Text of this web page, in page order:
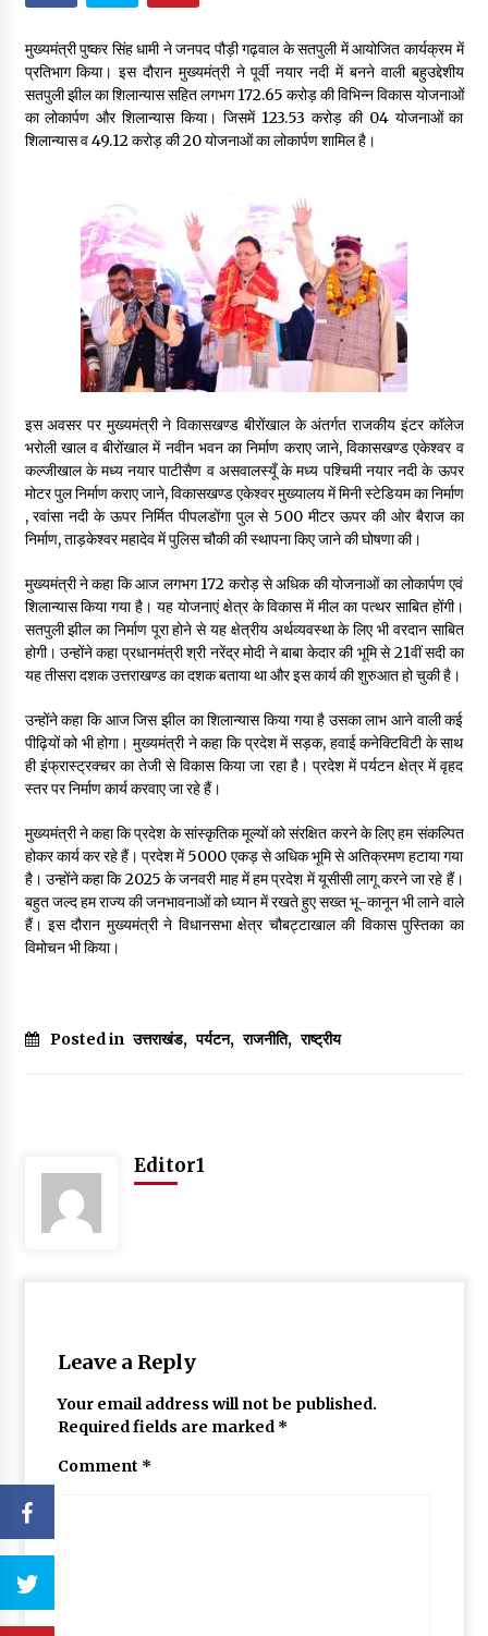
Thought Of The Day 17 May
May 17, 2022
Thought Of The Day 14 May
May 14, 2022
Thought Of The Day 13 May
May 13, 2022
Thought Of The Day 12 May
May 12, 2022
Thought Of The Day 11 May
May 11, 2022
Thought Of The Day 10 May
May 10, 2022
Thought Of The Day 9 May
May 9, 2022
मुख्यमंत्री पुष्कर सिंह धामी ने जनपद पौड़ी गढ़वाल के सतपुली में आयोजित कार्यक्रम में
प्रतिभाग किया। इस दौरान मुख्यमंत्री ने पूर्वी नयार नदी में बनने वाली बहुउद्देशीय
सतपुली झील का शिलान्यास सहित लगभग ₹172.65 करोड़ की विभिन्न विकास योजनाओं
का लोकार्पण और शिलान्यास किया। जिसमें ₹123.53 करोड़ की 04 योजनाओं का
शिलान्यास व ₹49.12 करोड़ की 20 योजनाओं का लोकार्पण शामिल है।
इस अवसर पर मुख्यमंत्री ने विकासखण्ड बीरोंखाल के अंतर्गत राजकीय इंटर कॉलेज
भरोली खाल व बीरोंखाल में नवीन भवन का निर्माण कराए जाने, विकासखण्ड एकेश्वर व
कल्जीखाल के मध्य नयार पाटीसैण व असवालस्यूँ के मध्य पश्चिमी नयार नदी के ऊपर
मोटर पुल निर्माण कराए जाने, विकासखण्ड एकेश्वर मुख्यालय में मिनी स्टेडियम का निर्माण
, रवांसा नदी के ऊपर निर्मित पीपलडोंगा पुल से 500 मीटर ऊपर की ओर बैराज का
निर्माण, ताड़केश्वर महादेव में पुलिस चौकी की स्थापना किए जाने की घोषणा की।
मुख्यमंत्री ने कहा कि आज लगभग ₹172 करोड़ से अधिक की योजनाओं का लोकार्पण एवं
शिलान्यास किया गया है। यह योजनाएं क्षेत्र के विकास में मील का पत्थर साबित होंगी।
सतपुली झील का निर्माण पूरा होने से यह क्षेत्रीय अर्थव्यवस्था के लिए भी वरदान साबित
होगी। उन्होंने कहा प्रधानमंत्री श्री नरेंद्र मोदी ने बाबा केदार की भूमि से 21वीं सदी का
यह तीसरा दशक उत्तराखण्ड का दशक बताया था और इस कार्य की शुरुआत हो चुकी है।
उन्होंने कहा कि आज जिस झील का शिलान्यास किया गया है उसका लाभ आने वाली कई
पीढ़ियों को भी होगा। मुख्यमंत्री ने कहा कि प्रदेश में सड़क, हवाई कनेक्टिविटी के साथ
ही इंफ्रास्ट्रक्चर का तेजी से विकास किया जा रहा है। प्रदेश में पर्यटन क्षेत्र में वृहद
स्तर पर निर्माण कार्य करवाए जा रहे हैं।
मुख्यमंत्री ने कहा कि प्रदेश के सांस्कृतिक मूल्यों को संरक्षित करने के लिए हम संकल्पित
होकर कार्य कर रहे हैं। प्रदेश में 5000 एकड़ से अधिक भूमि से अतिक्रमण हटाया गया
है। उन्होंने कहा कि 2025 के जनवरी माह में हम प्रदेश में यूसीसी लागू करने जा रहे हैं।
बहुत जल्द हम राज्य की जनभावनाओं को ध्यान में रखते हुए सख्त भू-कानून भी लाने वाले
हैं। इस दौरान मुख्यमंत्री ने विधानसभा क्षेत्र चौबट्टाखाल की विकास पुस्तिका का
विमोचन भी किया।
Posted in उत्तराखंड, पर्यटन, राजनीति, राष्ट्रीय
Editor1
Leave a Reply
Your email address will not be published.
Required fields are marked *
Comment *